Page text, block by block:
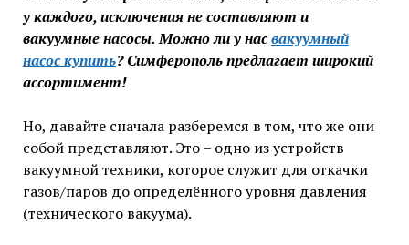
у каждого, исключения не составляют и
вакуумные насосы. Можно ли у насвакуумный
насос купить? Симферополь предлагает широкий
ассортимент!
Но, давайте сначала разберемся в том, что же они
собой представляют. Это – одно из устройств
вакуумной техники, которое служит для откачки
газов/паров до определённого уровня давления
(технического вакуума).